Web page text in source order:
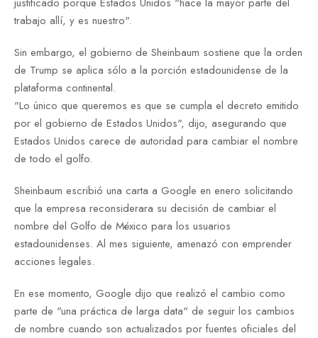
trabajo allí, y es nuestro".
Sin embargo, el gobierno de Sheinbaum sostiene que la orden
de Trump se aplica sólo a la porción estadounidense de la
plataforma continental.
"Lo único que queremos es que se cumpla el decreto emitido
por el gobierno de Estados Unidos", dijo, asegurando que
Estados Unidos carece de autoridad para cambiar el nombre
de todo el golfo.
Sheinbaum escribió una carta a Google en enero solicitando
que la empresa reconsiderara su decisión de cambiar el
nombre del Golfo de México para los usuarios
estadounidenses. Al mes siguiente, amenazó con emprender
acciones legales.
En ese momento, Google dijo que realizó el cambio como
parte de "una práctica de larga data" de seguir los cambios
de nombre cuando son actualizados por fuentes oficiales del